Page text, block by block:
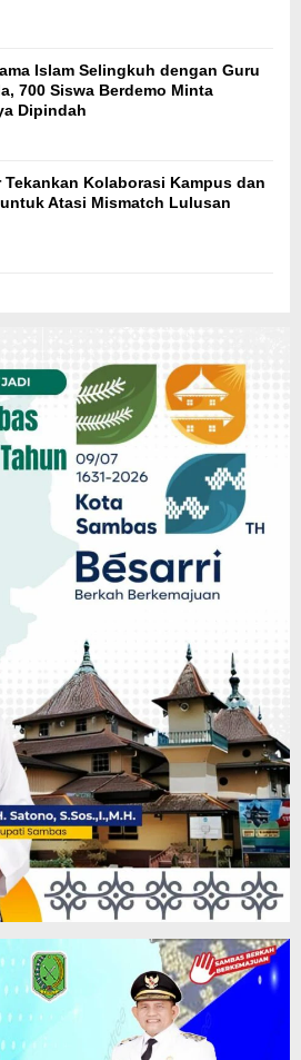
Islam Selingkuh dengan Guru
700 Siswa Berdemo Minta
Dipindah
Tekankan Kolaborasi Kampus dan
Atasi Mismatch Lulusan